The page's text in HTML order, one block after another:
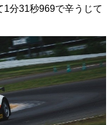
1分31秒969で辛うじて